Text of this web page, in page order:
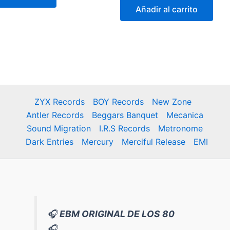
€.16,90 €.
era:
18,00 €.
es:
14,90 €.
Añadir al carrito
ZYX Records BOY Records
New Zone
Antler Records
Beggars Banquet
Mecanica
Sound Migration
I.R.S Records
Metronome
Dark Entries
Mercury Merciful Release EMI
🎧EBM ORIGINAL DE LOS 80